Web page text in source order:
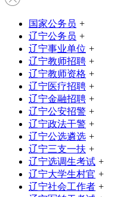
国家公务员 +
辽宁公务员 +
辽宁事业单位 +
辽宁教师招聘 +
辽宁教师资格 +
辽宁医疗招聘 +
辽宁金融招聘 +
辽宁公安招警 +
辽宁政法干警 +
辽宁公选遴选 +
辽宁三支一扶 +
辽宁选调生考试 +
辽宁大学生村官 +
辽宁社会工作者 +